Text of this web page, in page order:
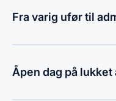
Fra varig ufør til
Åpen dag på lukket